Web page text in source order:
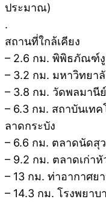
ประมาณ)
.
สถานที่ใกล้เคียง
– 2.6 กม. พิพิธภัณฑ์งู
– 3.2 กม. มหาวิทยา
– 3.8 กม. วัดพลมานีย์
– 6.3 กม. สถาบันเท
ลาดกระบัง
– 6.6 กม. ตลาดนัดสุ
– 9.2 กม. ตลาดเก่าหั
– 13 กม. ท่าอากาศ
– 14.3 กม. โรงพยาบ